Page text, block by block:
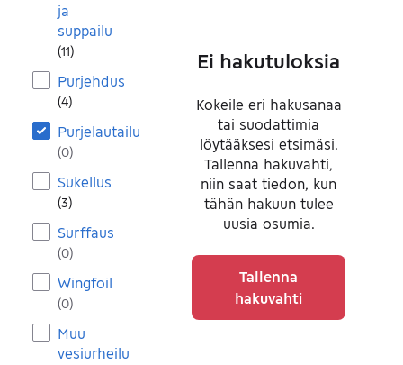
ja
suppailu
(11)
Purjehdus
(4)
Purjelautailu
(0)
Sukellus
(3)
Surffaus
(0)
Wingfoil
(0)
Muu
vesiurheilu
Ei hakutuloksia
Kokeile eri hakusanaa
tai suodattimia
löytääksesi etsimäsi.
Tallenna hakuvahti,
niin saat tiedon, kun
tähän hakuun tulee
uusia osumia.
Tallenna
hakuvahti